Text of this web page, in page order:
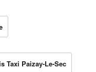
Taxi Paizay-Le-Sec